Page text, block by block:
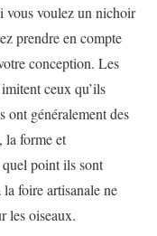
vous voulez un nichoir
prendre en compte
conception. Les
ceux qu’ils
ont généralement des
la forme et
quel point ils sont
foire artisanale ne
les oiseaux.